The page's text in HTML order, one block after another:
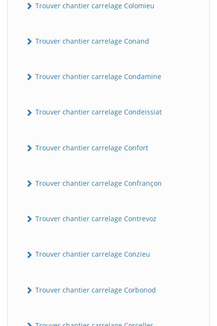
Trouver chantier carrelage Colomieu
Trouver chantier carrelage Conand
Trouver chantier carrelage Condamine
Trouver chantier carrelage Condeissiat
Trouver chantier carrelage Confort
Trouver chantier carrelage Confrançon
Trouver chantier carrelage Contrevoz
Trouver chantier carrelage Conzieu
Trouver chantier carrelage Corbonod
BatiWebPro